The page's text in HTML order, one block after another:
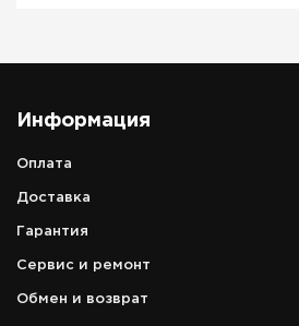
Информация
Оплата
Доставка
Гарантия
Сервис и ремонт
Обмен и возврат